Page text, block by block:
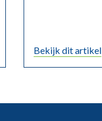
Bekijk dit artikel